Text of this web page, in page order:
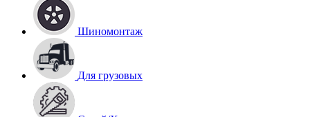
Шиномонтаж
Для грузовых